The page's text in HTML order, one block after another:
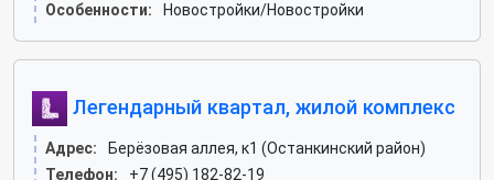
Особенности:
Новостройки/Новостройки
Легендарный квартал, жилой комплекс
Адрес:
Берёзовая аллея, к1 (Останкинский район)
Телефон:
+7 (495) 182-82-19